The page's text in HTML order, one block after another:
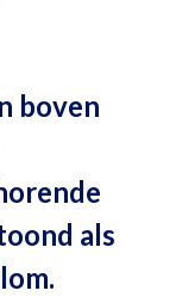
boven
als